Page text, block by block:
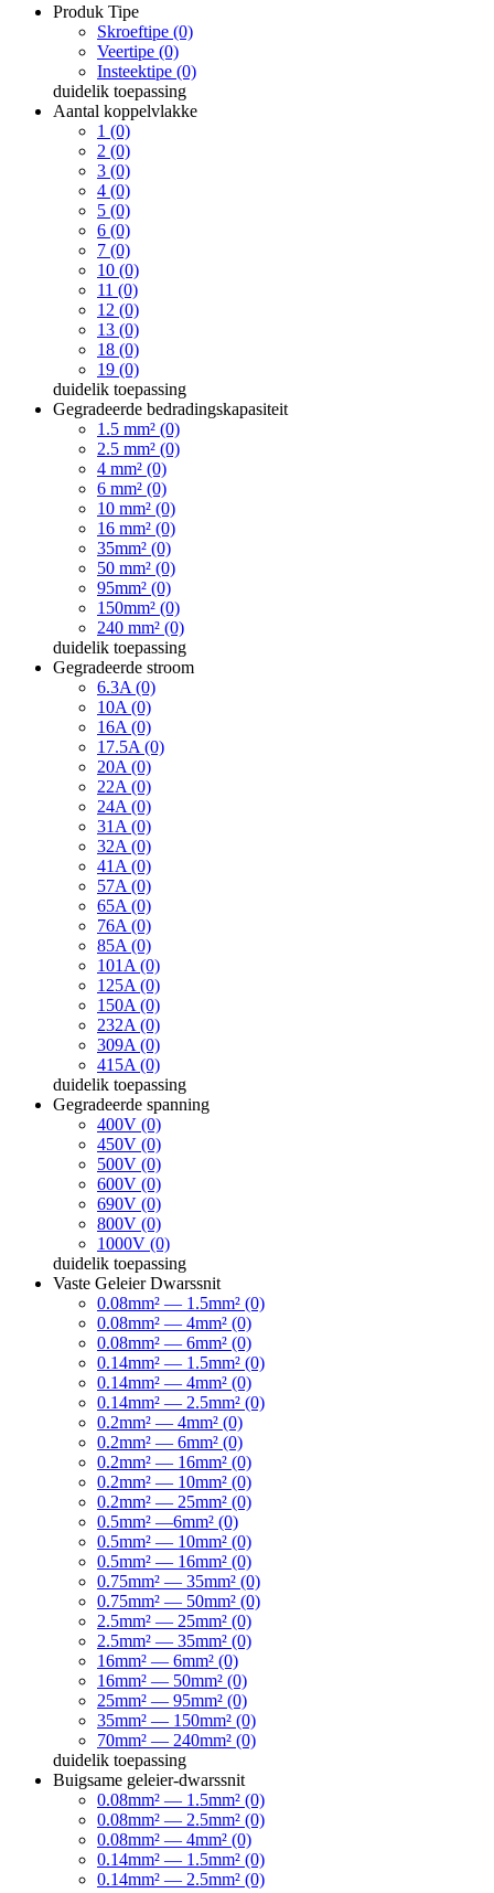
Produk Tipe
Skroeftipe (0)
Veertipe (0)
Insteektipe (0)
duidelik toepassing
Aantal koppelvlakke
1 (0)
2 (0)
3 (0)
4 (0)
5 (0)
6 (0)
7 (0)
10 (0)
11 (0)
12 (0)
13 (0)
18 (0)
19 (0)
duidelik toepassing
Gegradeerde bedradingskapasiteit
1.5 mm² (0)
2.5 mm² (0)
4 mm² (0)
6 mm² (0)
10 mm² (0)
16 mm² (0)
35mm² (0)
50 mm² (0)
95mm² (0)
150mm² (0)
240 mm² (0)
duidelik toepassing
Gegradeerde stroom
6.3A (0)
10A (0)
16A (0)
17.5A (0)
20A (0)
22A (0)
24A (0)
31A (0)
32A (0)
41A (0)
57A (0)
65A (0)
76A (0)
85A (0)
101A (0)
125A (0)
150A (0)
232A (0)
309A (0)
415A (0)
duidelik toepassing
Gegradeerde spanning
400V (0)
450V (0)
500V (0)
600V (0)
690V (0)
800V (0)
1000V (0)
duidelik toepassing
Vaste Geleier Dwarssnit
0.08mm² — 1.5mm² (0)
0.08mm² — 4mm² (0)
0.08mm² — 6mm² (0)
0.14mm² — 1.5mm² (0)
0.14mm² — 4mm² (0)
0.14mm² — 2.5mm² (0)
0.2mm² — 4mm² (0)
0.2mm² — 6mm² (0)
0.2mm² — 16mm² (0)
0.2mm² — 10mm² (0)
0.2mm² — 25mm² (0)
0.5mm² —6mm² (0)
0.5mm² — 10mm² (0)
0.5mm² — 16mm² (0)
0.75mm² — 35mm² (0)
0.75mm² — 50mm² (0)
2.5mm² — 25mm² (0)
2.5mm² — 35mm² (0)
16mm² — 6mm² (0)
16mm² — 50mm² (0)
25mm² — 95mm² (0)
35mm² — 150mm² (0)
70mm² — 240mm² (0)
duidelik toepassing
Buigsame geleier-dwarssnit
0.08mm² — 1.5mm² (0)
0.08mm² — 2.5mm² (0)
0.08mm² — 4mm² (0)
0.14mm² — 1.5mm² (0)
0.14mm² — 2.5mm² (0)